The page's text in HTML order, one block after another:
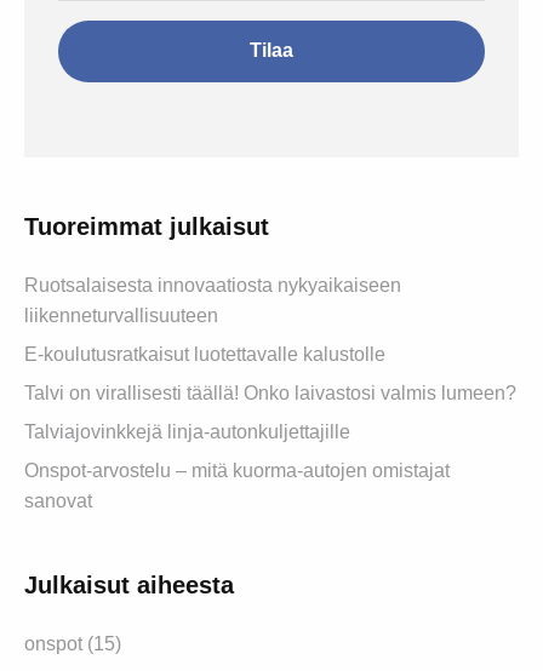
Tuoreimmat julkaisut
Ruotsalaisesta innovaatiosta nykyaikaiseen
liikenneturvallisuuteen
E-koulutusratkaisut luotettavalle kalustolle
Talvi on virallisesti täällä! Onko laivastosi valmis lumeen?
Talviajovinkkejä linja-autonkuljettajille
Onspot-arvostelu – mitä kuorma-autojen omistajat
sanovat
Julkaisut aiheesta
onspot (15)